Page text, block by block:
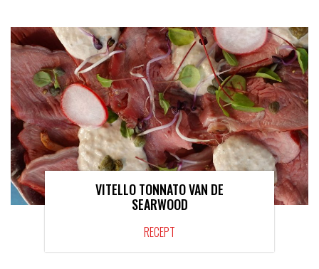
VITELLO TONNATO VAN DE
SEARWOOD
RECEPT